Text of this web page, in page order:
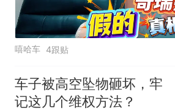
嘻哈车 4跟贴
车子被高空坠物砸坏，牢
记这几个维权方法？